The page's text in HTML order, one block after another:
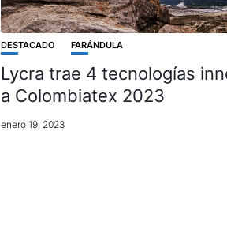
DESTACADO FARÁNDULA
Lycra trae 4 tecnologías
a Colombiatex 2023
enero 19, 2023